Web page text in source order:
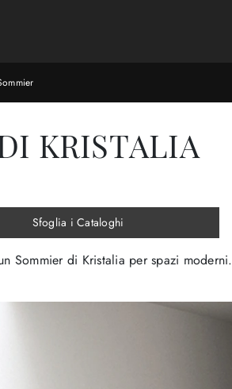
KRISTALIA
Sfoglia i Cataloghi
Sommier di Kristalia per spazi moderni.